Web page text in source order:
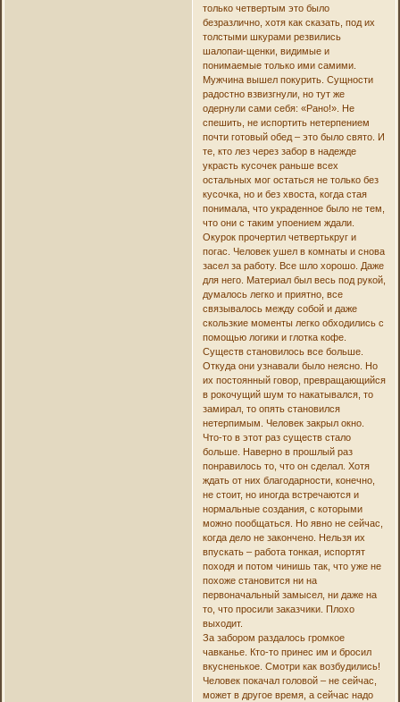
только четвертым это было
безразлично, хотя как сказать, под их
толстыми шкурами резвились
шалопаи-щенки, видимые и
понимаемые только ими самими.
Мужчина вышел покурить. Сущности
радостно взвизгнули, но тут же
одернули сами себя: «Рано!». Не
спешить, не испортить нетерпением
почти готовый обед – это было свято. И
те, кто лез через забор в надежде
украсть кусочек раньше всех
остальных мог остаться не только без
кусочка, но и без хвоста, когда стая
понимала, что украденное было не тем,
что они с таким упоением ждали.
Окурок прочертил четвертькруг и
погас. Человек ушел в комнаты и снова
засел за работу. Все шло хорошо. Даже
для него. Материал был весь под рукой,
думалось легко и приятно, все
связывалось между собой и даже
скользкие моменты легко обходились с
помощью логики и глотка кофе.
Существ становилось все больше.
Откуда они узнавали было неясно. Но
их постоянный говор, превращающийся
в рокочущий шум то накатывался, то
замирал, то опять становился
нетерпимым. Человек закрыл окно.
Что-то в этот раз существ стало
больше. Наверно в прошлый раз
понравилось то, что он сделал. Хотя
ждать от них благодарности, конечно,
не стоит, но иногда встречаются и
нормальные создания, с которыми
можно пообщаться. Но явно не сейчас,
когда дело не закончено. Нельзя их
впускать – работа тонкая, испортят
походя и потом чинишь так, что уже не
похоже становится ни на
первоначальный замысел, ни даже на
то, что просили заказчики. Плохо
выходит.
За забором раздалось громкое
чавканье. Кто-то принес им и бросил
вкусненькое. Смотри как возбудились!
Человек покачал головой – не сейчас,
может в другое время, а сейчас надо